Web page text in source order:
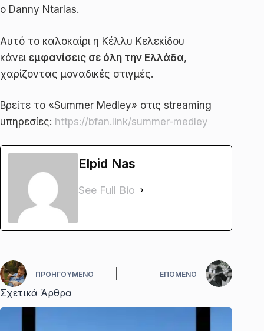
ο Danny Ntarlas.
Αυτό το καλοκαίρι η Κέλλυ Κελεκίδου
κάνει εμφανίσεις σε όλη την Ελλάδα,
χαρίζοντας μοναδικές στιγμές.
Βρείτε το «Summer Medley» στις streaming
υπηρεσίες: https://bfan.link/summer-medley
Elpid Nas
See Full Bio
ΠΡΟΗΓΟΎΜΕΝΟ ΕΠΌΜΕΝΟ
Σχετικά Άρθρα